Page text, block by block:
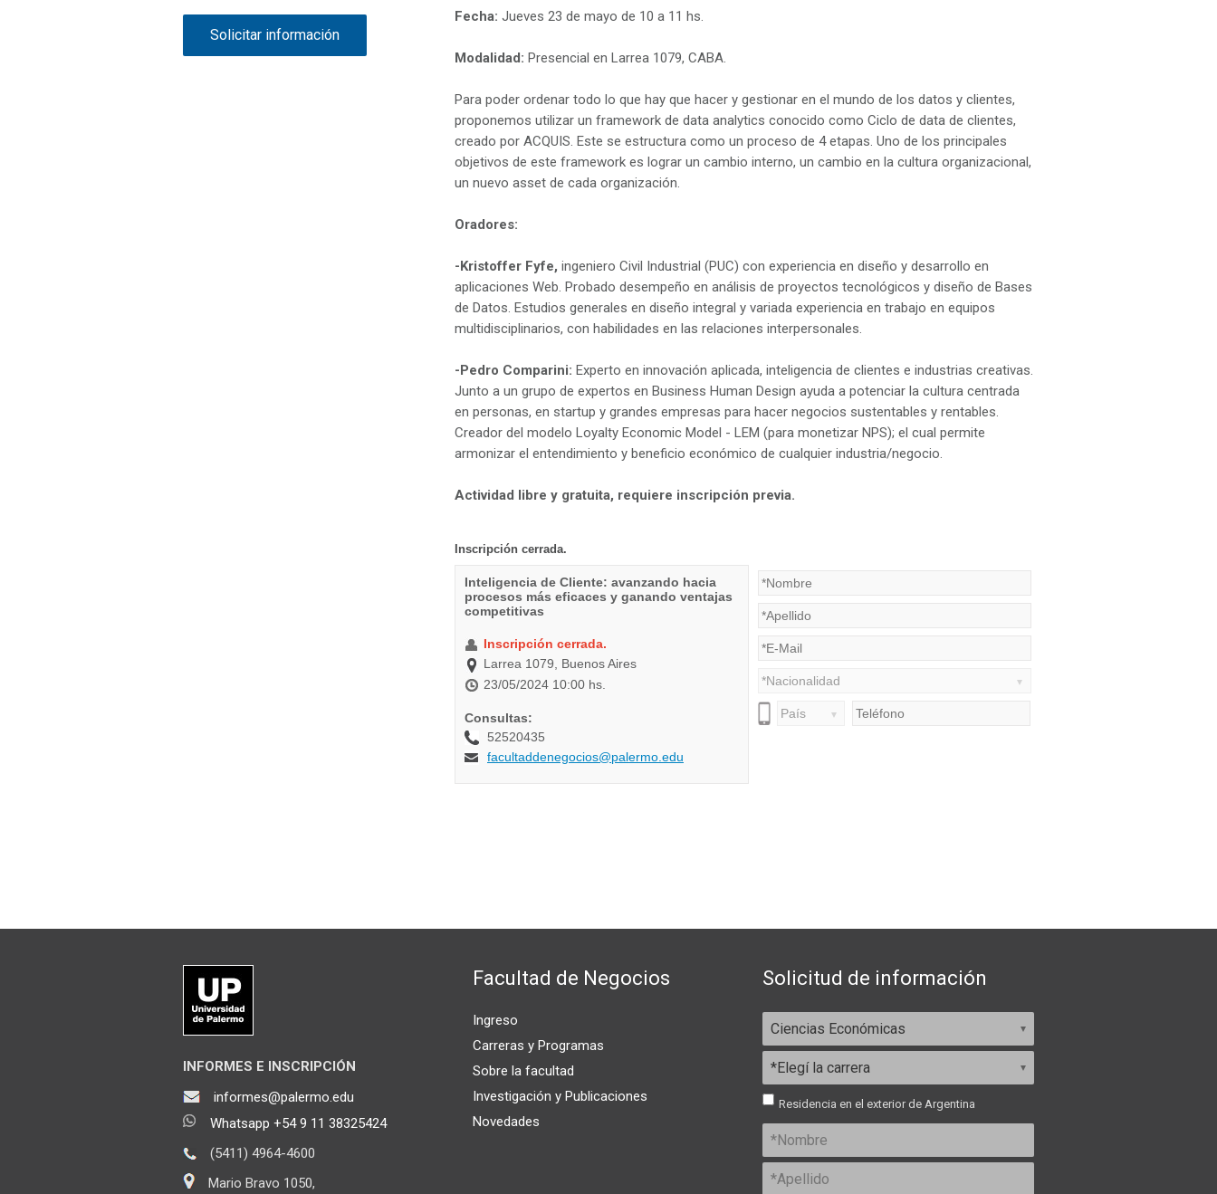
Fecha: Jueves 23 de mayo de 10 a 11 hs.
Modalidad: Presencial en Larrea 1079, CABA.
Para poder ordenar todo lo que hay que hacer y gestionar en el mundo de los datos y clientes,
proponemos utilizar un framework de data analytics conocido como Ciclo de data de clientes,
creado por ACQUIS. Este se estructura como un proceso de 4 etapas. Uno de los principales
objetivos de este framework es lograr un cambio interno, un cambio en la cultura organizacional,
un nuevo asset de cada organización.
Oradores:
-Kristoffer Fyfe, ingeniero Civil Industrial (PUC) con experiencia en diseño y desarrollo en
aplicaciones Web. Probado desempeño en análisis de proyectos tecnológicos y diseño de Bases
de Datos. Estudios generales en diseño integral y variada experiencia en trabajo en equipos
multidisciplinarios, con habilidades en las relaciones interpersonales.
-Pedro Comparini: Experto en innovación aplicada, inteligencia de clientes e industrias creativas.
Junto a un grupo de expertos en Business Human Design ayuda a potenciar la cultura centrada
en personas, en startup y grandes empresas para hacer negocios sustentables y rentables.
Creador del modelo Loyalty Economic Model - LEM (para monetizar NPS); el cual permite
armonizar el entendimiento y beneficio económico de cualquier industria/negocio.
Actividad libre y gratuita, requiere inscripción previa.
Solicitar información
INFORMES E INSCRIPCIÓN
informes@palermo.edu
Whatsapp +54 9 11 38325424
(5411) 4964-4600
Mario Bravo 1050,
Facultad de Negocios
Ingreso
Carreras y Programas
Sobre la facultad
Investigación y Publicaciones
Novedades
Solicitud de información
Residencia en el exterior de Argentina